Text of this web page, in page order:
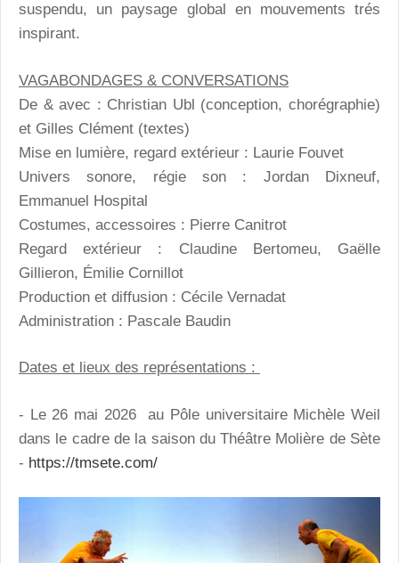
suspendu, un paysage global en mouvements trés
inspirant.
VAGABONDAGES & CONVERSATIONS
De & avec : Christian Ubl (conception, chorégraphie)
et Gilles Clément (textes)
Mise en lumière, regard extérieur : Laurie Fouvet
Univers sonore, régie son : Jordan Dixneuf,
Emmanuel Hospital
Costumes, accessoires : Pierre Canitrot
Regard extérieur : Claudine Bertomeu, Gaëlle
Gillieron, Émilie Cornillot
Production et diffusion : Cécile Vernadat
Administration : Pascale Baudin
Dates et lieux des représentations :
- Le 26 mai 2026 au Pôle universitaire Michèle Weil
dans le cadre de la saison du Théâtre Molière de Sète
- https://tmsete.com/